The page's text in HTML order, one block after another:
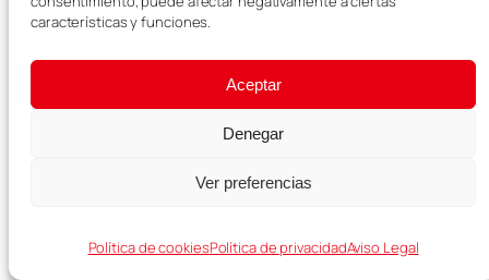
características y funciones.
Aceptar
Denegar
Ver preferencias
Política de cookiesPolítica de privacidadAviso Legal
Covadonga
Covadonga
Qué ver en